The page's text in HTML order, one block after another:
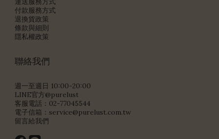
付款服務方式
退換貨政策
條款與細則
隱私權政策
聯絡我們
週一至週日 10:00-20:00
LINE官方@purelust
客服電話：02-77045544
電子信箱： service@purelust.com.tw
留言給我們